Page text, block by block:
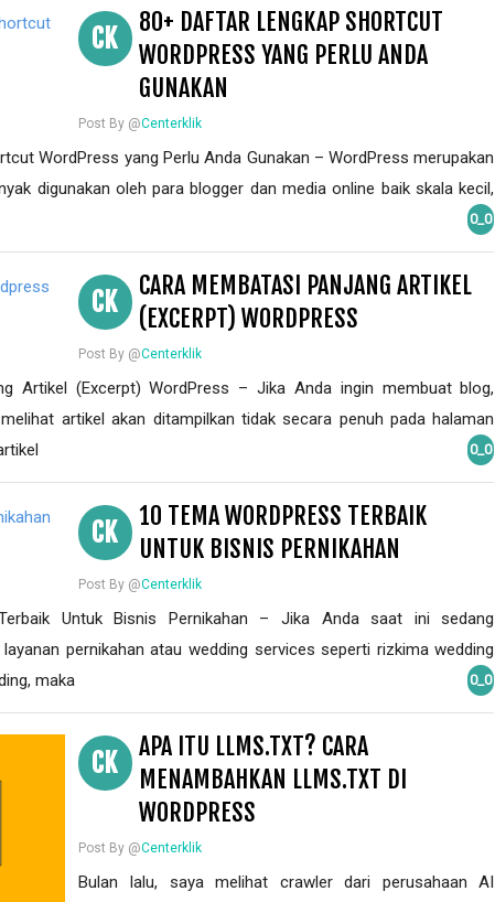
CK
80+ DAFTAR LENGKAP SHORTCUT
WORDPRESS YANG PERLU ANDA
GUNAKAN
Post By @Centerklik
WordPress yang Perlu Anda Gunakan – WordPress merupakan
digunakan oleh para blogger dan media online baik skala kecil,
0_0
CK
CARA MEMBATASI PANJANG ARTIKEL
(EXCERPT) WORDPRESS
Post By @Centerklik
Artikel (Excerpt) WordPress – Jika Anda ingin membuat blog,
artikel akan ditampilkan tidak secara penuh pada halaman
0_0
CK
10 TEMA WORDPRESS TERBAIK
UNTUK BISNIS PERNIKAHAN
Post By @Centerklik
Untuk Bisnis Pernikahan – Jika Anda saat ini sedang
pernikahan atau wedding services seperti rizkima wedding
maka
0_0
CK
APA ITU LLMS.TXT? CARA
MENAMBAHKAN LLMS.TXT DI
WORDPRESS
Post By @Centerklik
Bulan lalu, saya melihat crawler dari perusahaan AI